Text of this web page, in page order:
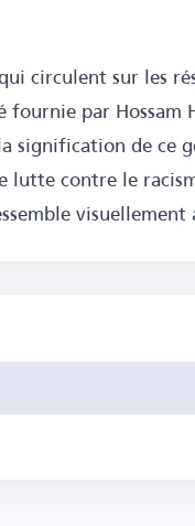
circulent sur les
par Hossam
signification de ce
lutte contre le
visuellement